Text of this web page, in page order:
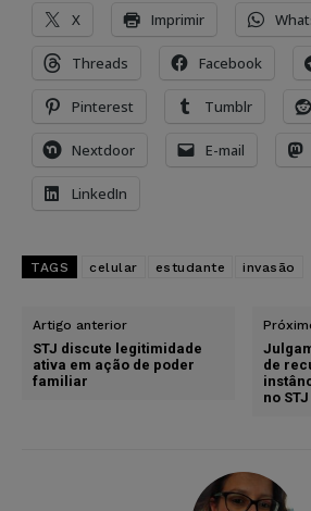
X Imprimir
Threads Facebook
Pinterest Tumblr
Nextdoor E-mail
LinkedIn
TAGS celular estudante invasão
Artigo anterior
STJ discute legitimidade
ativa em ação de poder
familiar
de
no